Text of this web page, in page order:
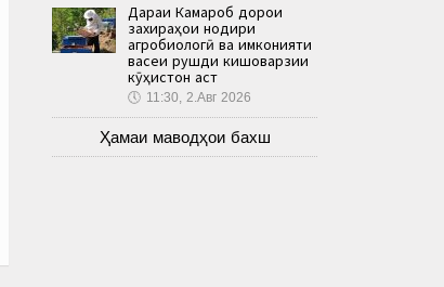
Дараи Камароб дорои
захираҳои нодири
агробиологӣ ва имконияти
васеи рушди кишоварзии
кӯҳистон аст
🕔 11:30, 2.Авг 2026
Ҳамаи маводҳои бахш